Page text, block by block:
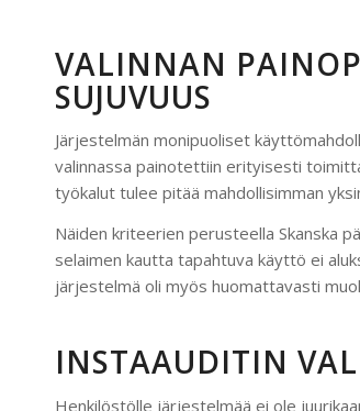
VALINNAN
SUJUVUUS
Järjestelmän monipuoliset
valinnassa painotettiin erityisesti
työkalut tulee pitää mahdollisimman
Näiden kriteerien perusteella Skanska
selaimen kautta tapahtuva käyttö ei
järjestelmä oli myös huomattavasti
INSTAAUDITIN
Henkilöstölle järjestelmää ei ole